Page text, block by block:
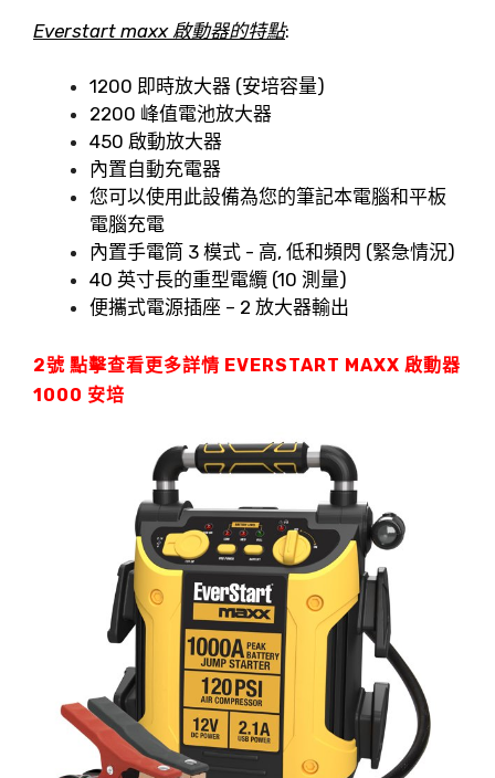
Everstart maxx 啟動器的特點:
1200 即時放大器 (安培容量)
2200 峰值電池放大器
450 啟動放大器
內置自動充電器
您可以使用此設備為您的筆記本電腦和平板
電腦充電
內置手電筒 3 模式 - 高, 低和頻閃 (緊急情況)
40 英寸長的重型電纜 (10 測量)
便攜式電源插座 – 2 放大器輸出
2號 點擊查看更多詳情 EVERSTART MAXX 啟動器
1000 安培